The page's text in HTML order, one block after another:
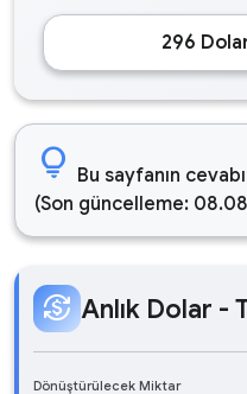
296
lightbulb Bu sayfanın
(Son güncelleme:
currency_exchange Anlık Dolar -
Dönüştürülecek Miktar